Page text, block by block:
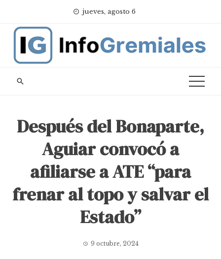
content
jueves, agosto 6
Después del Bonaparte,
Aguiar convocó a
afiliarse a ATE “para
frenar al topo y salvar el
Estado”
9 octubre, 2024